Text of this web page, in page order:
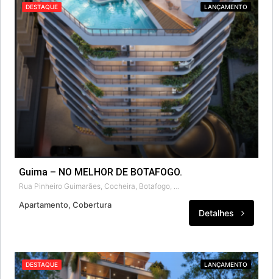
DESTAQUE LANÇAMENTO
Guima – NO MELHOR DE BOTAFOGO.
Apartamento, Cobertura
Detalhes
DESTAQUE LANÇAMENTO